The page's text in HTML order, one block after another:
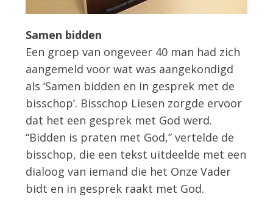
Samen bidden
Een groep van ongeveer 40 man had zich
aangemeld voor wat was aangekondigd
als ‘Samen bidden en in gesprek met de
bisschop’. Bisschop Liesen zorgde ervoor
dat het een gesprek met God werd.
“Bidden is praten met God,” vertelde de
bisschop, die een tekst uitdeelde met een
dialoog van iemand die het Onze Vader
bidt en in gesprek raakt met God.